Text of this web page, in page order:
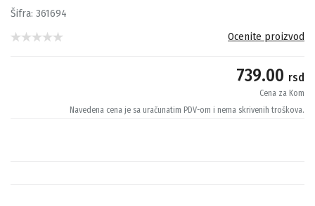
Šifra: 361694
Ocenite proizvod
739.00 rsd
Cena za Kom
Navedena cena je sa uračunatim PDV-om i nema skrivenih troškova.